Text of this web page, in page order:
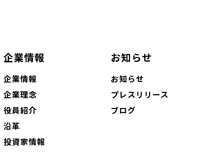
企業情報
企業情報
企業理念
役員紹介
沿革
投資家情報
お知らせ
お知らせ
プレスリリース
ブログ